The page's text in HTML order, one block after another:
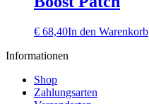
€ 68,40In den Warenkorb
Informationen
Shop
Zahlungsarten